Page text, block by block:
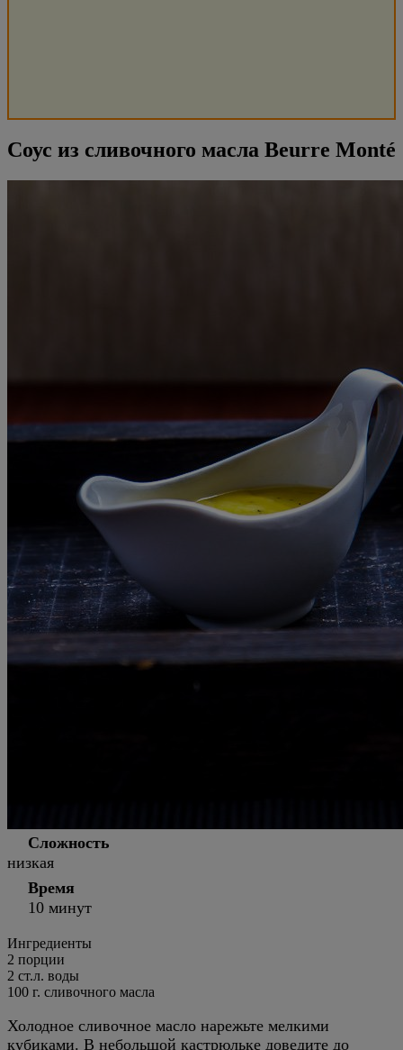
Соус из сливочного масла Beurre Monté
Сложность
низкая
Время
10 минут
Ингредиенты
2 порции
2 ст.л. воды
100 г. сливочного масла
Холодное сливочное масло нарежьте мелкими
кубиками. В небольшой кастрюльке доведите до